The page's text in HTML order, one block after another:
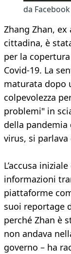
da
Zhang Zhan,
cittadina, è
per la
Covid-19. La
maturata dopo
colpevolezza
problemi" in
della
virus, si
L’accusa
informazioni
piattaforme
suoi reportage
perché Zhan è
non andava
governo – ha